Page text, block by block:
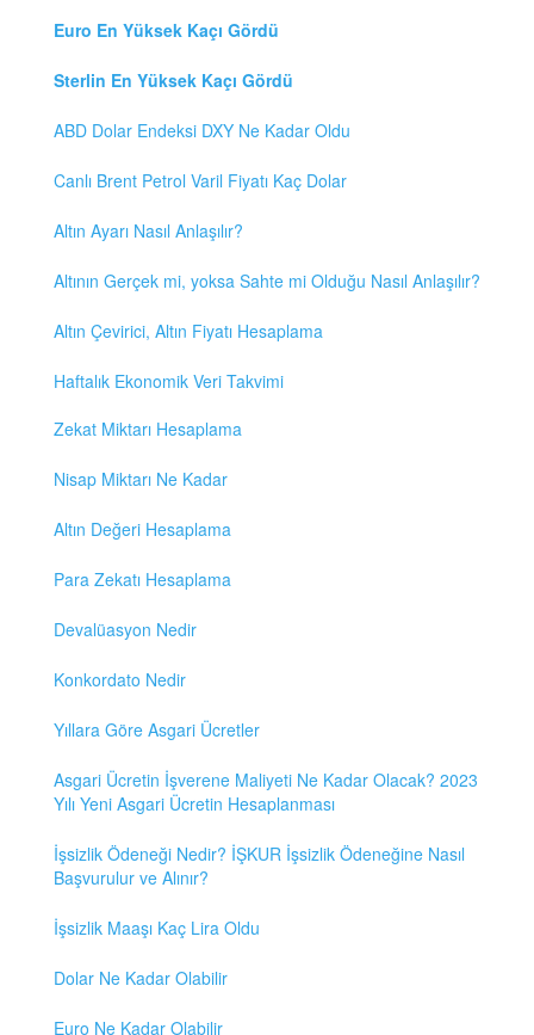
Euro En Yüksek Kaçı Gördü
Sterlin En Yüksek Kaçı Gördü
ABD Dolar Endeksi DXY Ne Kadar Oldu
Canlı Brent Petrol Varil Fiyatı Kaç Dolar
Altın Ayarı Nasıl Anlaşılır?
Altının Gerçek mi, yoksa Sahte mi Olduğu Nasıl Anlaşılır?
Altın Çevirici, Altın Fiyatı Hesaplama
Haftalık Ekonomik Veri Takvimi
Zekat Miktarı Hesaplama
Nisap Miktarı Ne Kadar
Altın Değeri Hesaplama
Para Zekatı Hesaplama
Devalüasyon Nedir
Konkordato Nedir
Yıllara Göre Asgari Ücretler
Asgari Ücretin İşverene Maliyeti Ne Kadar Olacak? 2023
Yılı Yeni Asgari Ücretin Hesaplanması
İşsizlik Ödeneği Nedir? İŞKUR İşsizlik Ödeneğine Nasıl
Başvurulur ve Alınır?
İşsizlik Maaşı Kaç Lira Oldu
Dolar Ne Kadar Olabilir
Euro Ne Kadar Olabilir